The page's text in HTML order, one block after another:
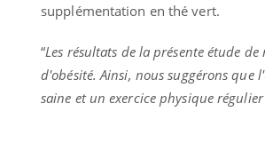
supplémentation en thé vert.
“Les résultats de la présente étude
d'obésité. Ainsi, nous suggérons
saine et un exercice physique